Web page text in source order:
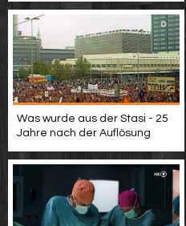
Was wurde aus der Stasi - 25
Jahre nach der Auflösung